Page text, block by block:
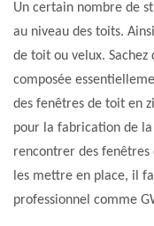
Un certain nombre de
au niveau des toits.
de toit ou velux.
composée
des fenêtres de toit en
pour la fabrication de
rencontrer des
les mettre en place, il
professionnel comme